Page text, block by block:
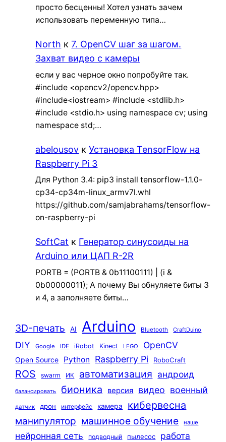
просто бесценны! Хотел узнать зачем
использовать переменную типа…
North к7. OpenCV шаг за шагом.
Захват видео с камеры
если у вас черное окно попробуйте так.
#include <opencv2/opencv.hpp>
#include<iostream> #include <stdlib.h>
#include <stdio.h> using namespace cv; using
namespace std;…
abelousov кУстановка TensorFlow на
Raspberry Pi 3
Для Python 3.4: pip3 install tensorflow-1.1.0-
cp34-cp34m-linux_armv7l.whl
https://github.com/samjabrahams/tensorflow-
on-raspberry-pi
SoftCat к Генератор синусоиды на
Arduino или ЦАП R-2R
PORTB = (PORTB & 0b11100111) | (i &
0b00000011); А почему Вы обнуляете биты 3
и 4, а заполняете биты…
3D-печать AI Arduino Bluetooth CraftDuino
DIY Google IDE iRobot Kinect LEGO OpenCV
Open Source Python Raspberry Pi RoboCraft
ROS swarm ИК автоматизация андроид
балансировать бионика версия видео военный
датчик дрон интерфейс камера кибервесна
манипулятор машинное обучение наше
нейронная сеть подводный пылесос работа